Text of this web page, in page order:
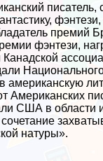
фэнтези,
премий
фэнтези,
Американских
США в области
натуры».